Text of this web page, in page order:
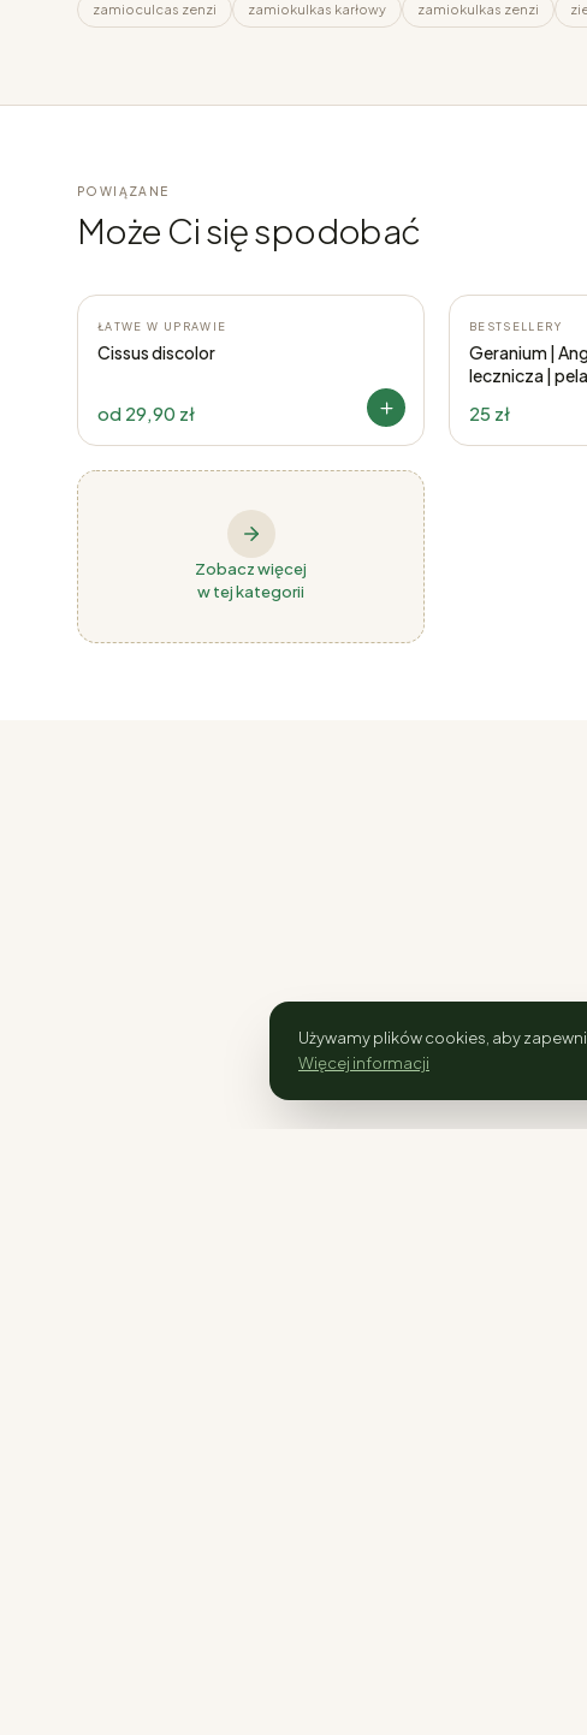
zamioculcas zenzi zamiokulkas karłowy zamiokulkas zenzi
POWIĄZANE
Może Ci się spodobać
ŁATWE W UPRAWIE
Cissus discolor
od 29,90 zł
BESTSELLERY
Geranium |
lecznicza |
25 zł
Zobacz więcej
w tej kategorii
Używamy plików cookies, aby
Więcej informacji